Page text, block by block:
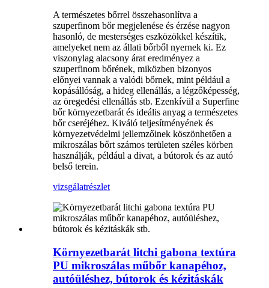
A természetes bőrrel összehasonlítva a
szuperfinom bőr megjelenése és érzése nagyon
hasonló, de mesterséges eszközökkel készítik,
amelyeket nem az állati bőrből nyernek ki. Ez
viszonylag alacsony árat eredményez a
szuperfinom bőrének, miközben bizonyos
előnyei vannak a valódi bőrnek, mint például a
kopásállóság, a hideg ellenállás, a légzőképesség,
az öregedési ellenállás stb. Ezenkívül a Superfine
bőr környezetbarát és ideális anyag a természetes
bőr cseréjéhez. Kiváló teljesítményének és
környezetvédelmi jellemzőinek köszönhetően a
mikroszálas bőrt számos területen széles körben
használják, például a divat, a bútorok és az autó
belső terein.
vizsgálatrészlet
Környezetbarát litchi gabona textúra
PU mikroszálas műbőr kanapéhoz,
autóüléshez, bútorok és kézitáskák